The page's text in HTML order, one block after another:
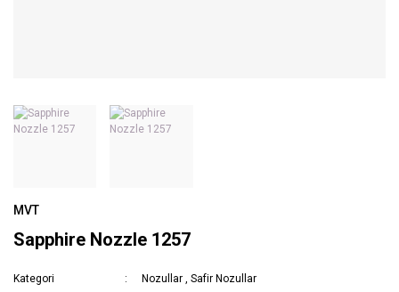
MVT
Sapphire Nozzle 1257
Kategori Nozullar ,Safir Nozullar